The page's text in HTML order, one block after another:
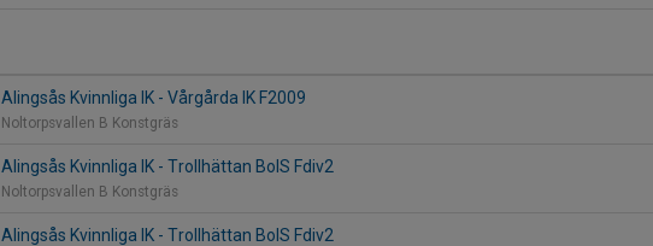
Alingsås Kvinnliga IK - Vårgårda IK F2009
Noltorpsvallen B Konstgräs
Alingsås Kvinnliga IK - Trollhättan BoIS Fdiv2
Noltorpsvallen B Konstgräs
Alingsås Kvinnliga IK - Trollhättan BoIS Fdiv2